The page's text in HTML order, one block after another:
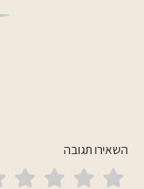
השאירו תגובה